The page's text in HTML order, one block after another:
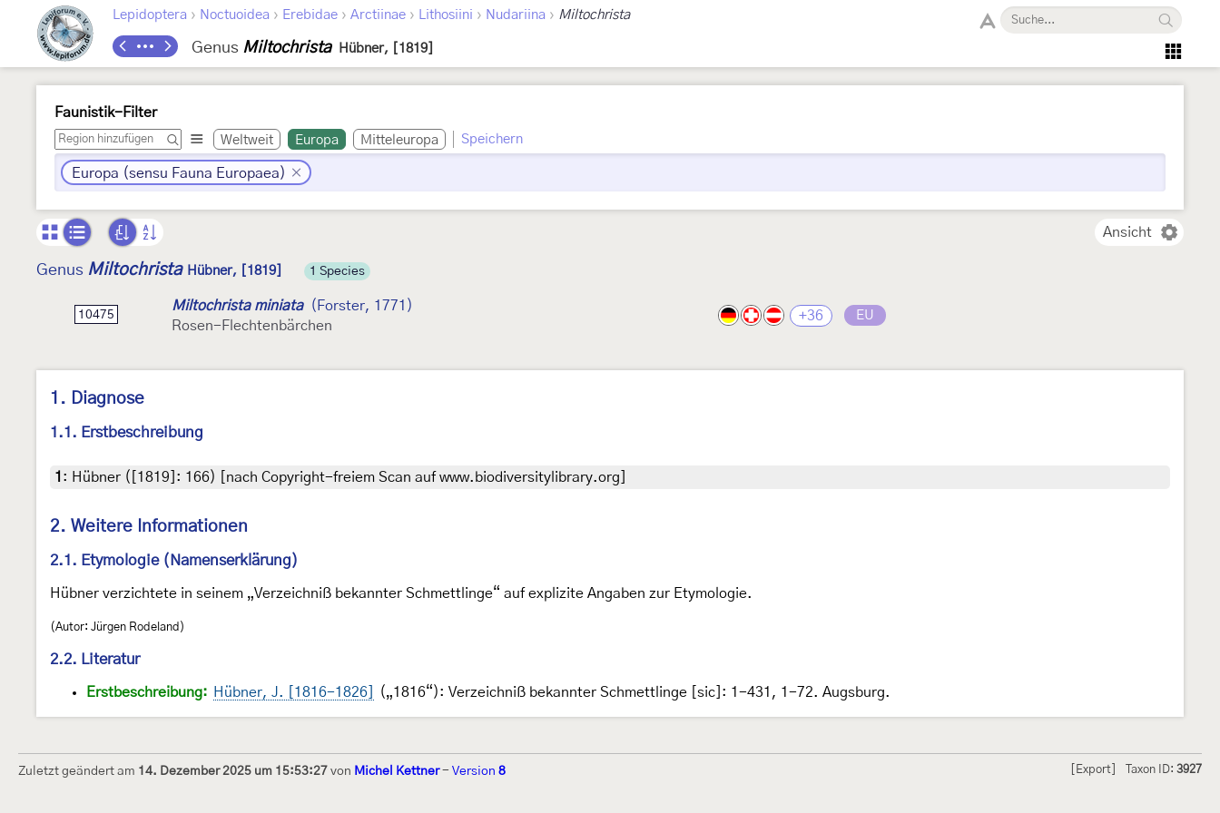
Lepidoptera › Noctuoidea › Erebidae › Arctiinae › Lithosiini › Nudariina › Miltochrista
Genus Miltochrista Hübner, [1819]
Faunistik-Filter
Weltweit Europa Mitteleuropa Speichern
Europa (sensu Fauna Europaea)
Ansicht
Genus Miltochrista Hübner, [1819] 1 Species
10475
Miltochrista miniata
(Forster, 1771)
Rosen-Flechtenbärchen
+36 EU
1. Diagnose
1.1. Erstbeschreibung
1 : Hübner ([1819]: 166) [nach Copyright-freiem Scan auf www.biodiversitylibrary.org]
2. Weitere Informationen
2.1. Etymologie (Namenserklärung)
Hübner verzichtete in seinem „Verzeichniß bekannter Schmettlinge“ auf explizite Angaben zur Etymologie.
(Autor: Jürgen Rodeland)
2.2. Literatur
Erstbeschreibung: Hübner, J. [1816-1826] („1816“): Verzeichniß bekannter Schmettlinge [sic]: 1-431, 1-72. Augsburg.
Zuletzt geändert am 14. Dezember 2025 um 15:53:27 von Michel Kettner- Version 8 Taxon ID: 3927
[Export]